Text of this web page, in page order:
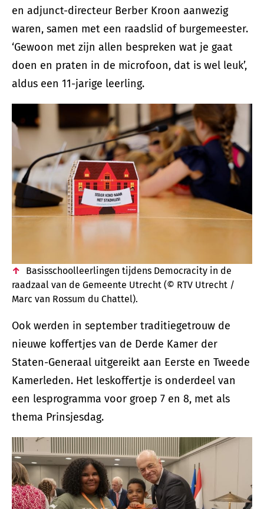
en adjunct-directeur Berber Kroon aanwezig
waren, samen met een raadslid of burgemeester.
‘Gewoon met zijn allen bespreken wat je gaat
doen en praten in de microfoon, dat is wel leuk’,
aldus een 11-jarige leerling.
Basisschoolleerlingen tijdens Democracity in de
raadzaal van de Gemeente Utrecht (© RTV Utrecht /
Marc van Rossum du Chattel).
Ook werden in september traditiegetrouw de
nieuwe koffertjes van de Derde Kamer der
Staten-Generaal uitgereikt aan Eerste en Tweede
Kamerleden. Het leskoffertje is onderdeel van
een lesprogramma voor groep 7 en 8, met als
thema Prinsjesdag.